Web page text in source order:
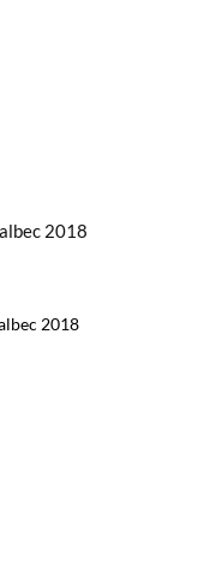
2018
2018